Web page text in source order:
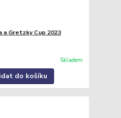
a Gretzky Cup 2023
Skladem
do košíku